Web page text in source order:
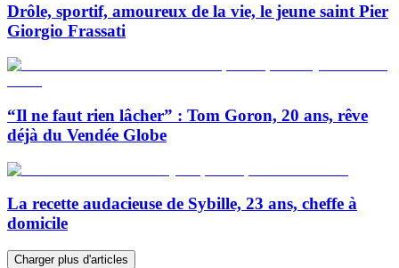
Drôle, sportif, amoureux de la vie, le jeune saint Pier
Giorgio Frassati
“Il ne faut rien lâcher” : Tom Goron, 20 ans, rêve
déjà du Vendée Globe
La recette audacieuse de Sybille, 23 ans, cheffe à
domicile
Charger plus d'articles